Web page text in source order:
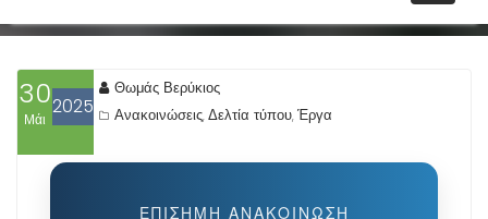
30
Μάι
2025
Θωμάς Βερύκιος
Ανακοινώσεις, Δελτία τύπου, Έργα
ΕΠΊΣΗΜΗ ΑΝΑΚΟΊΝΩΣΗ